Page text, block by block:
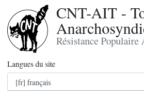
CNT-AIT -
Résistance Populaire
Langues du site